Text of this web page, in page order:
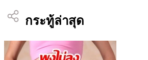
กระทู้ล่าสุด